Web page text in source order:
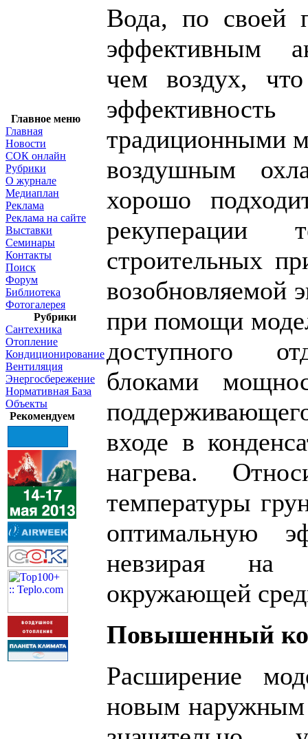
Главное меню
Главная
Новости
СОК онлайн
Рубрики
О журнале
Медиаплан
Реклама
Реклама на сайте
Выставки
Семинары
Контакты
Поиск
Форум
Библиотека
Фотогалерея
Рубрики
Сантехника
Отопление
Кондиционирование
Вентиляция
Энергосбережение
Нормативная База
Объекты
Рекомендуем
Вода, по своей
эффективным
чем воздух,
традиционными
воздушным
хорошо
рекуперации
строительных
возобновляемой
при помощи
доступного
блоками
входе в
нагрева.
температуры
оптимальную
невзирая на
окружающей
Повышенный
Расширение
новым